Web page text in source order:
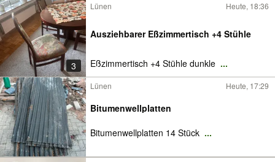
3
Lünen Heute, 18:36
Ausziehbarer Eßzimmertisch +4 Stühle
Eßzimmertisch +4 Stühle dunkle ...
Lünen Heute, 17:29
Bitumenwellplatten
Bitumenwellplatten 14 Stück ...